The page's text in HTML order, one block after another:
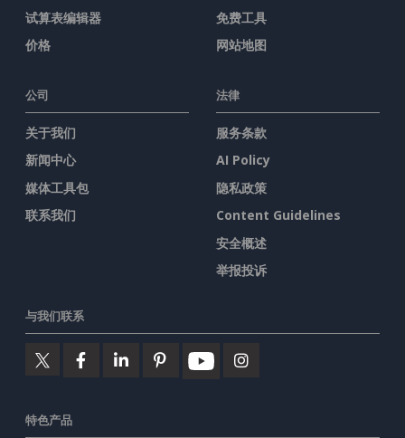
试算表编辑器
价格
免费工具
网站地图
公司
关于我们
新闻中心
媒体工具包
联系我们
法律
服务条款
AI Policy
隐私政策
Content Guidelines
安全概述
举报投诉
与我们联系
特色产品